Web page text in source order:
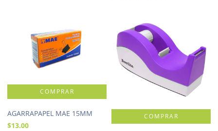
AGARRAPAPEL MAE 15MM
$13.00